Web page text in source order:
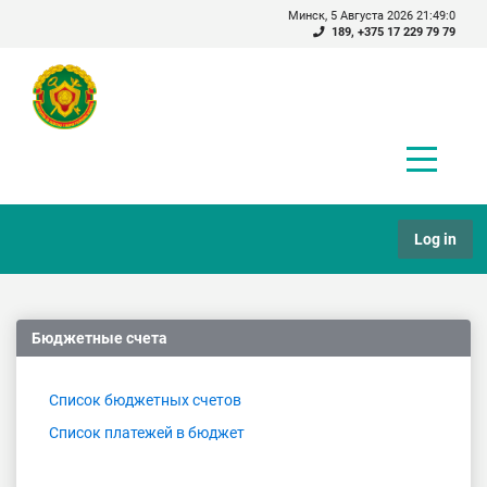
Минск, 5 Августа 2026 21:49:0
189, +375 17 229 79 79
Log in
Бюджетные счета
Список бюджетных счетов
Список платежей в бюджет